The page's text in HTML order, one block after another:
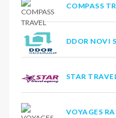
COMPASS
DDOR NOVI
STAR
VOYAGES